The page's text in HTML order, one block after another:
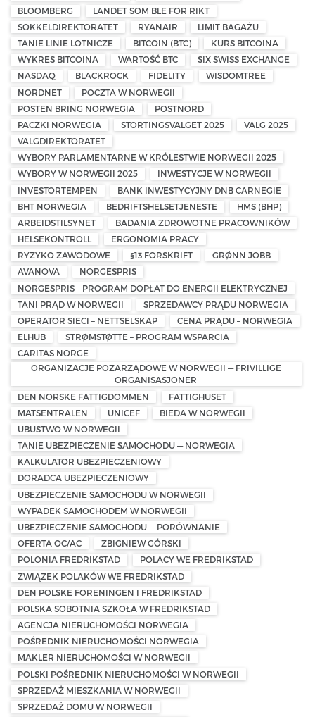
BLOOMBERG
LANDET SOM BLE FOR RIKT
SOKKELDIREKTORATET
RYANAIR
LIMIT BAGAŻU
TANIE LINIE LOTNICZE
BITCOIN (BTC)
KURS BITCOINA
WYKRES BITCOINA
WARTOŚĆ BTC
SIX SWISS EXCHANGE
NASDAQ
BLACKROCK FIDELITY
WISDOMTREE
NORDNET
POCZTA W NORWEGII
POSTEN BRING NORWEGIA
POSTNORD
PACZKI NORWEGIA
STORTINGSVALGET 2025
VALG 2025
VALGDIREKTORATET
WYBORY PARLAMENTARNE W KRÓLESTWIE NORWEGII 2025
WYBORY W NORWEGII 2025
INWESTYCJE W NORWEGII
INVESTORTEMPEN
BANK INWESTYCYJNY DNB CARNEGIE
BHT NORWEGIA
BEDRIFTSHELSETJENESTE
HMS (BHP)
ARBEIDSTILSYNET
BADANIA ZDROWOTNE PRACOWNIKÓW
HELSEKONTROLL
ERGONOMIA PRACY
RYZYKO ZAWODOWE
§13 FORSKRIFT
GRØNN JOBB
AVANOVA
NORGESPRIS
NORGESPRIS – PROGRAM DOPŁAT DO ENERGII ELEKTRYCZNEJ
TANI PRĄD W NORWEGII
SPRZEDAWCY PRĄDU NORWEGIA
OPERATOR SIECI – NETTSELSKAP
CENA PRĄDU – NORWEGIA
ELHUB
STRØMSTØTTE – PROGRAM WSPARCIA
CARITAS NORGE
ORGANIZACJE POZARZĄDOWE W NORWEGII — FRIVILLIGE
ORGANISASJONER
DEN NORSKE FATTIGDOMMEN
FATTIGHUSET
MATSENTRALEN
UNICEF
BIEDA W NORWEGII
UBUSTWO W NORWEGII
TANIE UBEZPIECZENIE SAMOCHODU — NORWEGIA
KALKULATOR UBEZPIECZENIOWY
DORADCA UBEZPIECZENIOWY
UBEZPIECZENIE SAMOCHODU W NORWEGII
WYPADEK SAMOCHODEM W NORWEGII
UBEZPIECZENIE SAMOCHODU — PORÓWNANIE
OFERTA OC/AC
ZBIGNIEW GÓRSKI
POLONIA FREDRIKSTAD
POLACY WE FREDRIKSTAD
ZWIĄZEK POLAKÓW WE FREDRIKSTAD
DEN POLSKE FORENINGEN I FREDRIKSTAD
POLSKA SOBOTNIA SZKOŁA W FREDRIKSTAD
AGENCJA NIERUCHOMOŚCI NORWEGIA
POŚREDNIK NIERUCHOMOŚCI NORWEGIA
MAKLER NIERUCHOMOŚCI W NORWEGII
POLSKI POŚREDNIK NIERUCHOMOŚCI W NORWEGII
SPRZEDAŻ MIESZKANIA W NORWEGII
SPRZEDAŻ DOMU W NORWEGII